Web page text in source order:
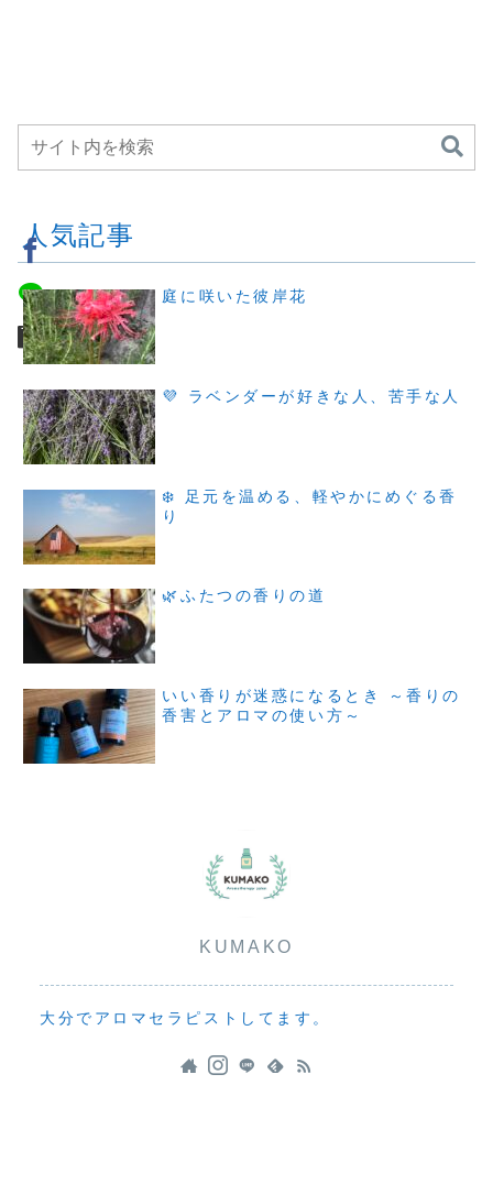
人気記事
庭に咲いた彼岸花
💜 ラベンダーが好きな人、苦手な人
❄️ 足元を温める、軽やかにめぐる香
り
🌿ふたつの香りの道
いい香りが迷惑になるとき ～香りの
香害とアロマの使い方～
KUMAKO
大分でアロマセラピストしてます。